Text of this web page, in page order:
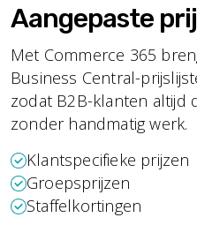
Aangepaste
Met Commerce 365
Business Central-
zodat B2B-klanten altijd
zonder handmatig werk.
Klantspecifieke prijzen
Groepsprijzen
Staffelkortingen